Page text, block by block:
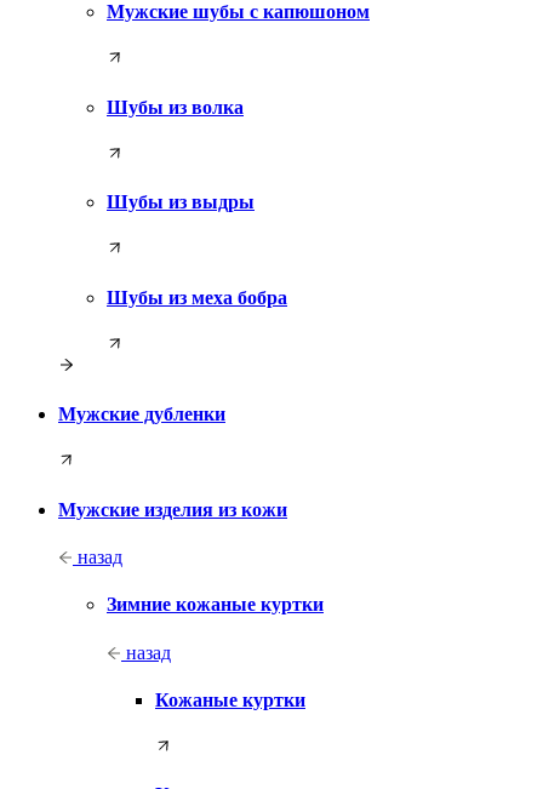
Мужские шубы с капюшоном
Шубы из волка
Шубы из выдры
Шубы из меха бобра
Мужские дубленки
Мужские изделия из кожи
назад
Зимние кожаные куртки
назад
Кожаные куртки